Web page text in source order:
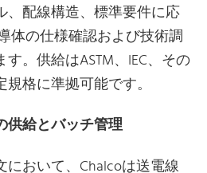
、配線構造、標準要件に応
体の仕様確認および技術調
。供給はASTM、IEC、その
格に準拠可能です。
供給とバッチ管理
おいて、Chalcoは送電線